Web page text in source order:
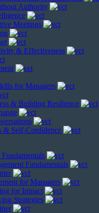
Authority
Meetings
& Effectiveness
for Managers
& Building Resilience
& Self-Confidence
Fundamentals
for Managers
for Impact
Strategies